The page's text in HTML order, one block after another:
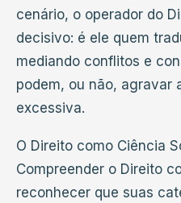
cenário, o operador do
decisivo: é ele quem
mediando conflitos e
podem, ou não, agravar
excessiva.
O Direito como Ciência
Compreender o Direito
reconhecer que suas